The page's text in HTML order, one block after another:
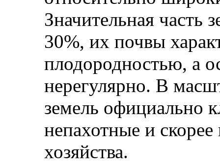
Значительная часть
30%, их почвы
плодородностью, а
нерегулярно. В
земель официально
непахотные и
хозяйства.